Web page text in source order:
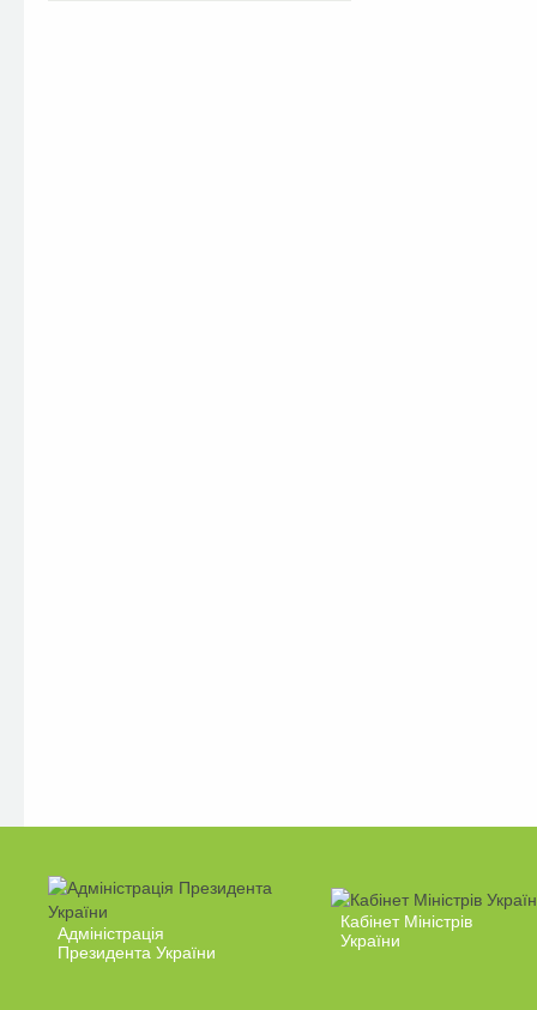
Адміністрація
Президента України
Кабінет Міністрів
України